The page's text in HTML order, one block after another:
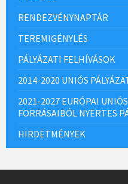
RENDEZVÉNYNAPTÁR
TEREMIGÉNYLÉS
PÁLYÁZATI FELHÍVÁSOK
2014-2020 UNIÓS
2021-2027 EURÓPAI
FORRÁSAIBÓL NYERTES
HIRDETMÉNYEK